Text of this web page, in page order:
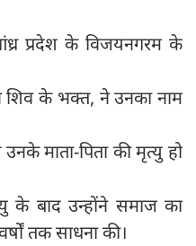
प्रदेश के विजयनगरम के
शिव के भक्त, ने उनका नाम
माता-पिता की मृत्यु हो
के बाद उन्होंने समाज का
तक साधना की।